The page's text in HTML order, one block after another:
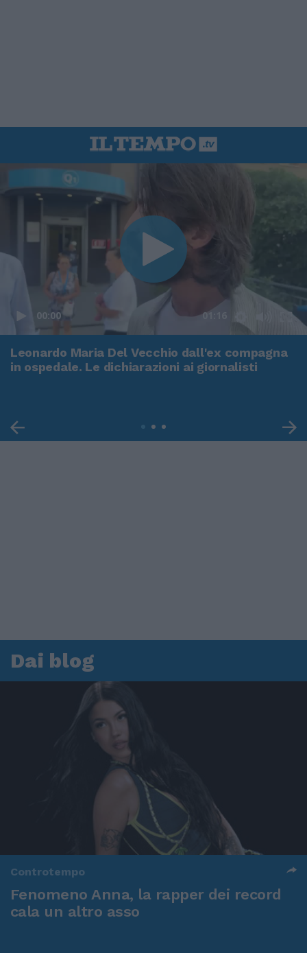
00:00 01:16
Leonardo Maria Del Vecchio dall'ex compagna
in ospedale. Le dichiarazioni ai giornalisti
Dai blog
Controtempo
Fenomeno Anna, la rapper dei record
cala un altro asso